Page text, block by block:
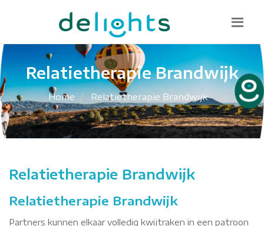
085 130 1482
info@delights.nu
Relatietherapie Brandwijk
Home Relatietherapie Brandwijk
Relatietherapie Brandwijk
Relatietherapie Brandwijk
Partners kunnen elkaar volledig kwijtraken in een patroon